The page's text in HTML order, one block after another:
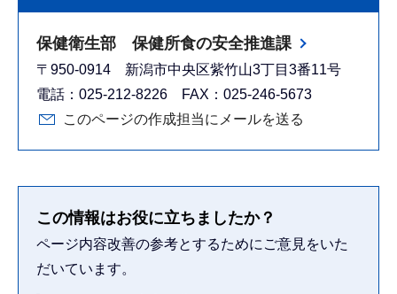
保健衛生部 保健所食の安全推進課
〒950-0914 新潟市中央区紫竹山3丁目3番11号
電話：025-212-8226 FAX：025-246-5673
このページの作成担当にメールを送る
この情報はお役に立ちましたか？
ページ内容改善の参考とするためにご意見をいた
だいています。